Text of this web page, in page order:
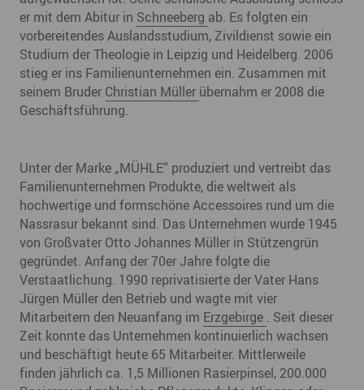
er mit dem Abitur in Schneeberg ab. Es folgten ein
vorbereitendes Auslandsstudium, Zivildienst sowie ein
Studium der Theologie in Leipzig und Heidelberg. 2006
stieg er ins Familienunternehmen ein. Zusammen mit
seinem Bruder Christian Müller übernahm er 2008 die
Geschäftsführung.
Unter der Marke „MÜHLE“ produziert und vertreibt das
Familienunternehmen Produkte, die weltweit als
hochwertige und formschöne Accessoires rund um die
Nassrasur bekannt sind. Das Unternehmen wurde 1945
von Großvater Otto Johannes Müller in Stützengrün
gegründet. Anfang der 70er Jahre folgte die
Verstaatlichung. 1990 reprivatisierte der Vater Hans
Jürgen Müller den Betrieb und wagte mit vier
Mitarbeitern den Neuanfang im Erzgebirge . Seit dieser
Zeit konnte das Unternehmen kontinuierlich wachsen
und beschäftigt heute 65 Mitarbeiter. Mittlerweile
finden jährlich ca. 1,5 Millionen Rasierpinsel, 200.000